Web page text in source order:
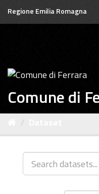
SaltaRegione Emilia Romagna
Comune di